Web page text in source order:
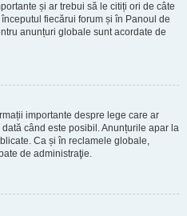
și ar trebui să le citiți ori de câte
fiecărui forum și în Panoul de
anunțuri globale sunt acordate de
importante despre lege care ar
când este posibil. Anunțurile apar la
Ca și în reclamele globale,
de administraţie.